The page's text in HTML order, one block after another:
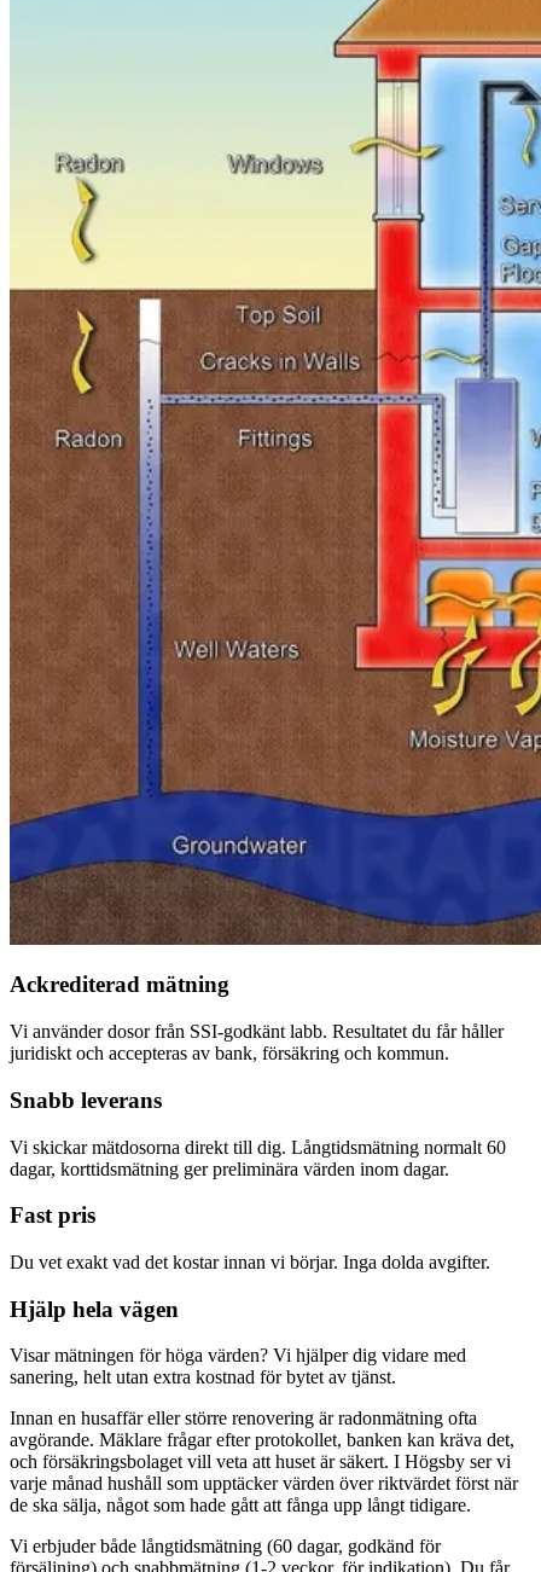
Ackrediterad mätning
Vi använder dosor från SSI-godkänt labb. Resultatet du får håller
juridiskt och accepteras av bank, försäkring och kommun.
Snabb leverans
Vi skickar mätdosorna direkt till dig. Långtidsmätning normalt 60
dagar, korttidsmätning ger preliminära värden inom dagar.
Fast pris
Du vet exakt vad det kostar innan vi börjar. Inga dolda avgifter.
Hjälp hela vägen
Visar mätningen för höga värden? Vi hjälper dig vidare med
sanering, helt utan extra kostnad för bytet av tjänst.
Innan en husaffär eller större renovering är radonmätning ofta
avgörande. Mäklare frågar efter protokollet, banken kan kräva det,
och försäkringsbolaget vill veta att huset är säkert. I Högsby ser vi
varje månad hushåll som upptäcker värden över riktvärdet först när
de ska sälja, något som hade gått att fånga upp långt tidigare.
Vi erbjuder både långtidsmätning (60 dagar, godkänd för